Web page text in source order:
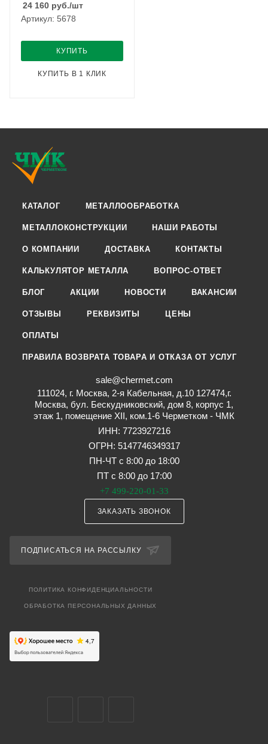
24 160 руб./шт
Артикул: 5678
КУПИТЬ
КУПИТЬ В 1 КЛИК
КАТАЛОГ МЕТАЛЛООБРАБОТКА
МЕТАЛЛОКОНСТРУКЦИИ НАШИ РАБОТЫ
О КОМПАНИИ ДОСТАВКА КОНТАКТЫ
КАЛЬКУЛЯТОР МЕТАЛЛА ВОПРОС-ОТВЕТ
БЛОГ АКЦИИ НОВОСТИ ВАКАНСИИ
ОТЗЫВЫ РЕКВИЗИТЫ ЦЕНЫ
ОПЛАТЫ
ПРАВИЛА ВОЗВРАТА ТОВАРА И ОТКАЗА ОТ УСЛУГ
sale@chermet.com
111024, г. Москва, 2-я Кабельная, д.10 127474,г.
Москва, бул. Бескудниковский, дом 8, корпус 1,
этаж 1, помещение XII, ком.1-6 Черметком - ЧМК
ИНН: 7723927216
ОГРН: 5147746349317
ПН-ЧТ с 8:00 до 18:00
ПТ с 8:00 до 17:00
+7 499-220-01-33
ЗАКАЗАТЬ ЗВОНОК
ПОДПИСАТЬСЯ НА РАССЫЛКУ
ПОЛИТИКА КОНФИДЕНЦИАЛЬНОСТИ
ОБРАБОТКА ПЕРСОНАЛЬНЫХ ДАННЫХ